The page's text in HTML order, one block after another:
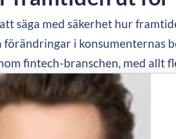
säga med säkerhet hur
förändringar i konsumenternas
fintech-branschen, med allt